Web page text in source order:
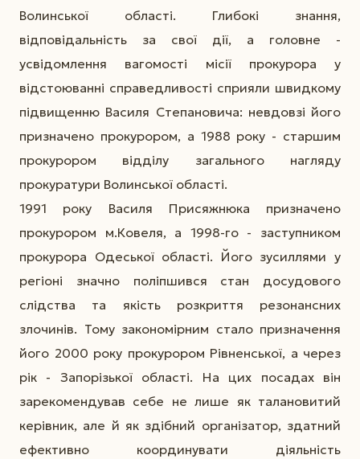
Волинської області. Глибокі знання,
відповідальність за свої дії, а головне -
усвідомлення вагомості місії прокурора у
відстоюванні справедливості сприяли швидкому
підвищенню Василя Степановича: невдовзі його
призначено прокурором, а 1988 року - старшим
прокурором відділу загального нагляду
прокуратури Волинської області.
1991 року Василя Присяжнюка призначено
прокурором м.Ковеля, а 1998-го - заступником
прокурора Одеської області. Його зусиллями у
регіоні значно поліпшився стан досудового
слідства та якість розкриття резонансних
злочинів. Тому закономірним стало призначення
його 2000 року прокурором Рівненської, а через
рік - Запорізької області. На цих посадах він
зарекомендував себе не лише як талановитий
керівник, але й як здібний організатор, здатний
ефективно координувати діяльність